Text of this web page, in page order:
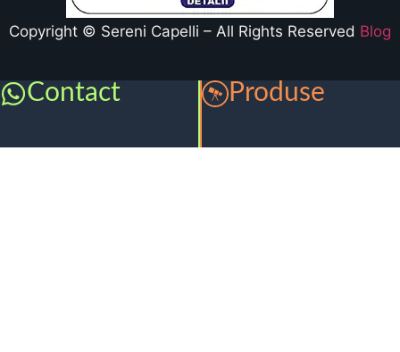
Copyright © Sereni Capelli – All Rights Reserved Blog
Contact Produse